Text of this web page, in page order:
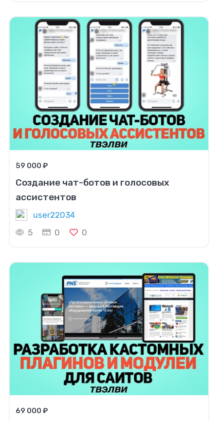
59 000 ₽
Создание чат-ботов и голосовых
ассистентов
user22034
5
0 0
69 000 ₽